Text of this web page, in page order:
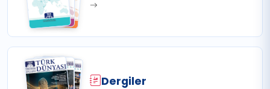
Dergiler